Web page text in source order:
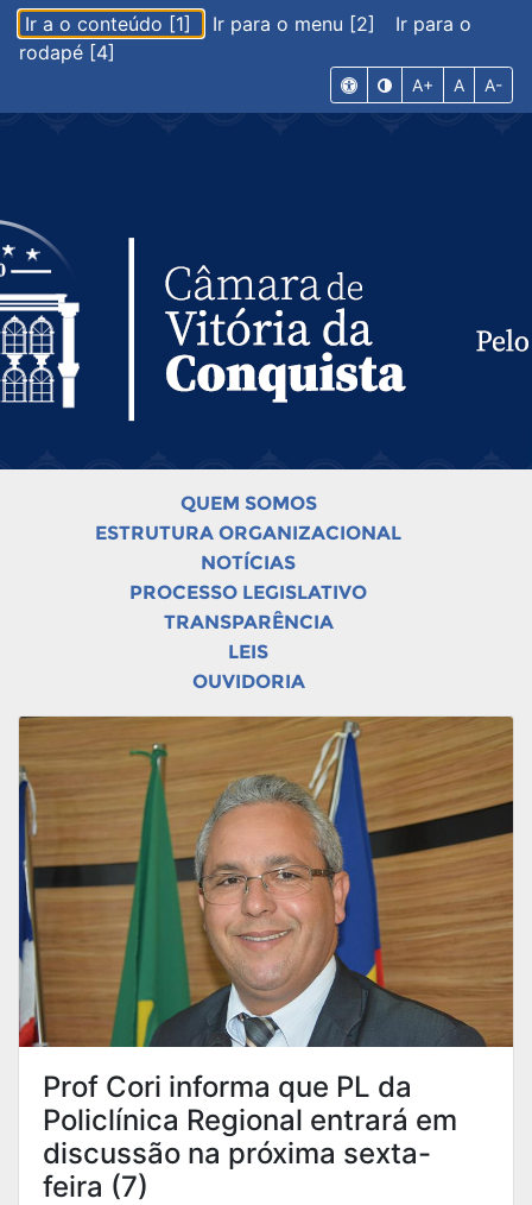
Ir a o conteúdo [1] Ir para o menu [2]
Ir para o
rodapé [4]
A+ A A-
QUEM SOMOS
ESTRUTURA ORGANIZACIONAL
NOTÍCIAS
PROCESSO LEGISLATIVO
TRANSPARÊNCIA
LEIS
OUVIDORIA
Prof Cori informa que PL da
Policlínica Regional entrará em
discussão na próxima sexta-
feira (7)